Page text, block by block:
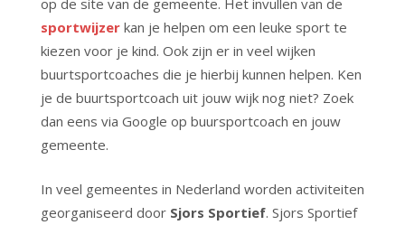
op de site van de gemeente. Het invullen van de
sportwijzer kan je helpen om een leuke sport te
kiezen voor je kind. Ook zijn er in veel wijken
buurtsportcoaches die je hierbij kunnen helpen. Ken
je de buurtsportcoach uit jouw wijk nog niet? Zoek
dan eens via Google op buursportcoach en jouw
gemeente.
In veel gemeentes in Nederland worden activiteiten
georganiseerd door Sjors Sportief. Sjors Sportief